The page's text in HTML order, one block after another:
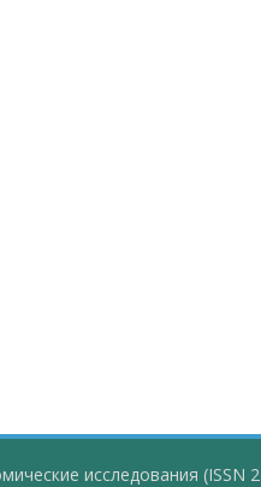
исследования (ISSN